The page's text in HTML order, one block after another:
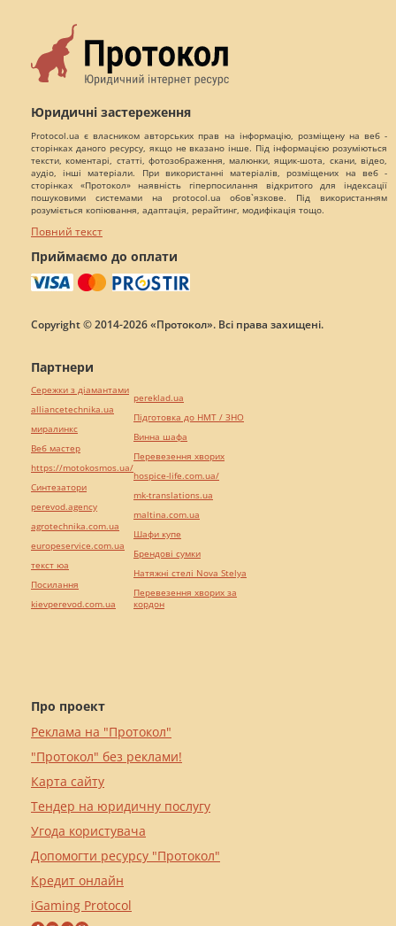
Юридичні застереження
Protocol.ua є власником авторських прав на інформацію, розміщену на веб -
сторінках даного ресурсу, якщо не вказано інше. Під інформацією розуміються
тексти, коментарі, статті, фотозображення, малюнки, ящик-шота, скани, відео,
аудіо, інші матеріали. При використанні матеріалів, розміщених на веб -
сторінках «Протокол» наявність гіперпосилання відкритого для індексації
пошуковими системами на protocol.ua обов`язкове. Під використанням
розуміється копіювання, адаптація, рерайтинг, модифікація тощо.
Повний текст
Приймаємо до оплати
Copyright © 2014-2026 «Протокол». Всі права захищені.
Про проект
Реклама на "Протокол"
"Протокол" без реклами!
Карта сайту
Тендер на юридичну послугу
Угода користувача
Допомогти ресурсу "Протокол"
Кредит онлайн
iGaming Protocol
Партнери
Сережки з діамантами
alliancetechnika.ua
миралинкс
Веб мастер
https://motokosmos.ua/
Синтезатори
perevod.agency
agrotechnika.com.ua
europeservice.com.ua
текст юа
Посилання
kievperevod.com.ua
pereklad.ua
Підготовка до НМТ / ЗНО
Винна шафа
Перевезення хворих
hospice-life.com.ua/
mk-translations.ua
maltina.com.ua
Шафи купе
Брендові сумки
Натяжні стелі Nova Stelya
Перевезення хворих за
кордон